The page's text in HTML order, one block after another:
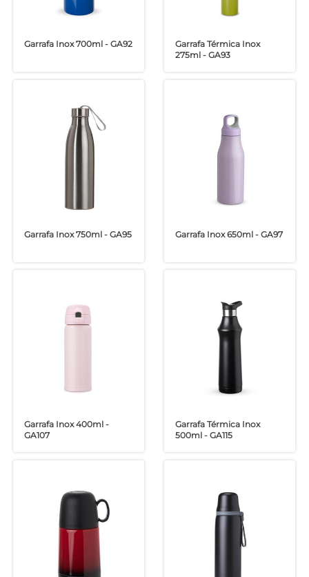
Garrafa Inox 700ml - GA92
Garrafa Térmica Inox
275ml - GA93
Garrafa Inox 750ml - GA95 Garrafa Inox 650ml - GA97
Garrafa Inox 400ml -
GA107
Garrafa Térmica Inox
500ml - GA115